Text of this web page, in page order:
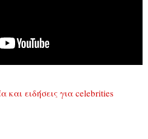
ειδήσεις για celebrities